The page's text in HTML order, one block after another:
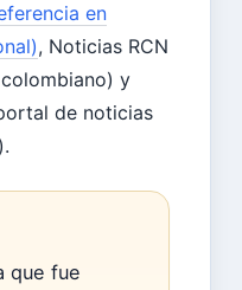
en
, Noticias RCN
y
de noticias
que fue